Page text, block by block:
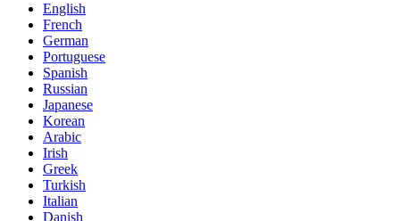
English
French
German
Portuguese
Spanish
Russian
Japanese
Korean
Arabic
Irish
Greek
Turkish
Italian
Danish